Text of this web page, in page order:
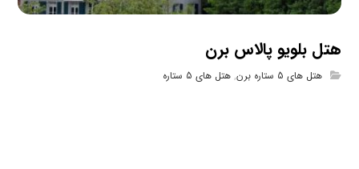
هتل بلویو پالاس برن
هتل های 5 ستاره برن ,هتل های 5 ستاره